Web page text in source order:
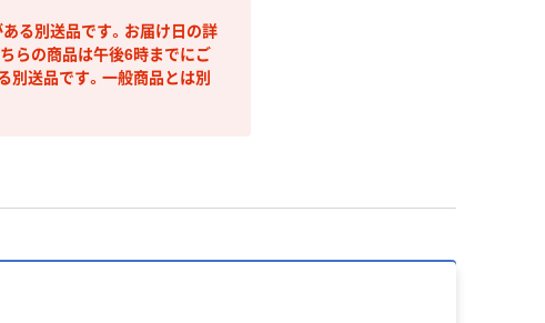
る別送品です。お届け日の詳
らの商品は午後6時までにご
送品です。一般商品とは別